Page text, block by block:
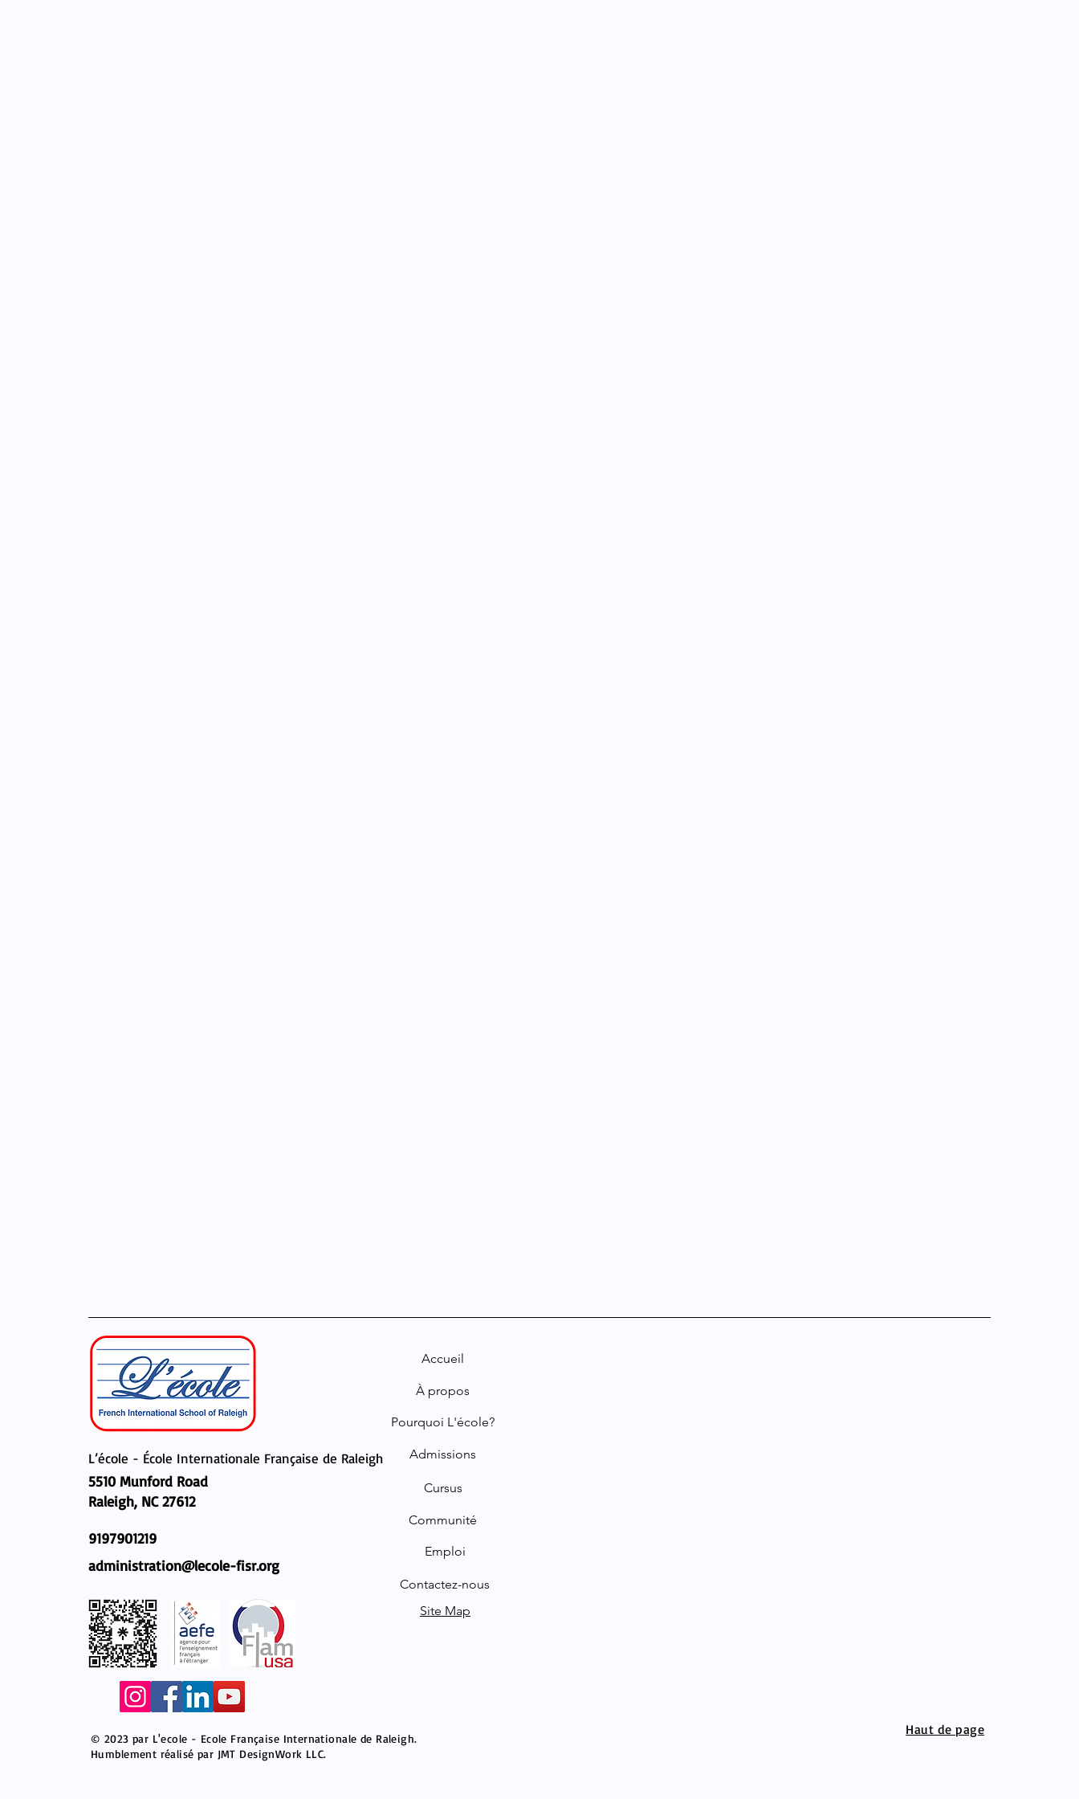
L’école - École Internationale Française de Raleigh
5510 Munford Road
Raleigh, NC 27612
9197901219
administration@lecole-fisr.org
Accueil
À propos
Pourquoi L'école?
Admissions
Cursus
Communité
Emploi
Contactez-nous
Site Map
© 2023 par L'ecole - Ecole Française Internationale de Raleigh.
Humblement réalisé par JMT DesignWork LLC.
Haut de page